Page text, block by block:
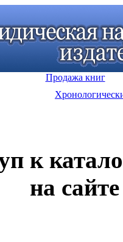
Продажа книг
к
на